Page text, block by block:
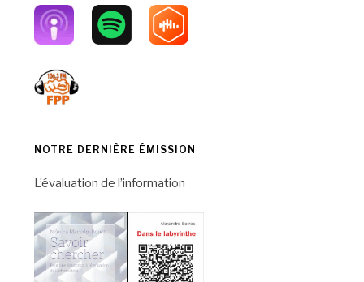
NOTRE DERNIÈRE ÉMISSION
L’évaluation de l’information